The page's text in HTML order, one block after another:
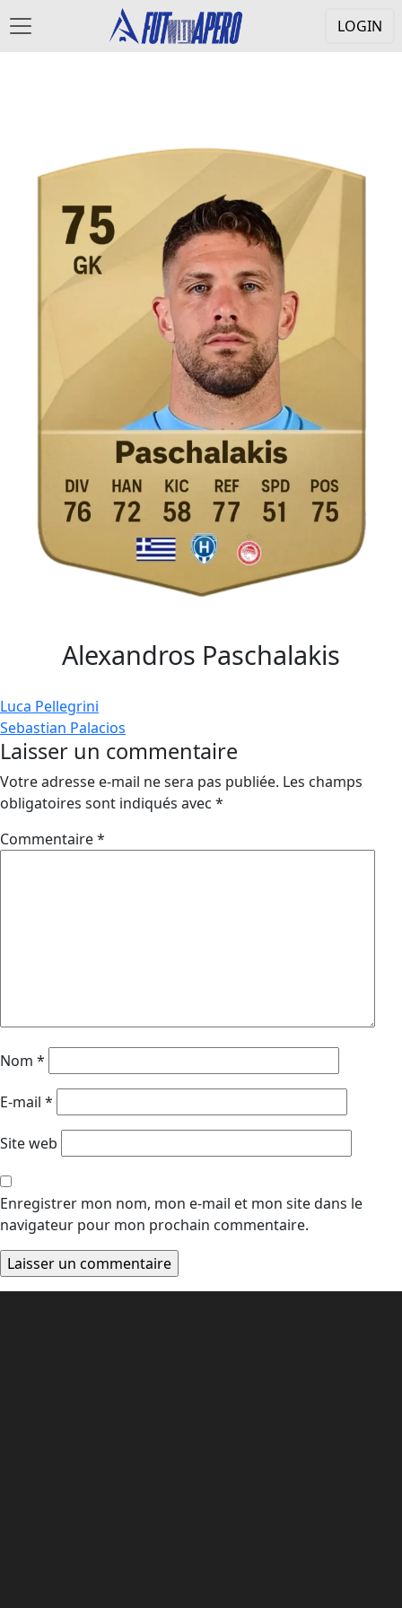
LOGIN
Alexandros Paschalakis
Navigation
de
l’article
Luca Pellegrini
Sebastian Palacios
Laisser un commentaire
Votre adresse e-mail ne sera pas publiée. Les champs
obligatoires sont indiqués avec *
Commentaire*
Nom *
E-mail *
Site web
Enregistrer mon nom, mon e-mail et mon site dans le
navigateur pour mon prochain commentaire.